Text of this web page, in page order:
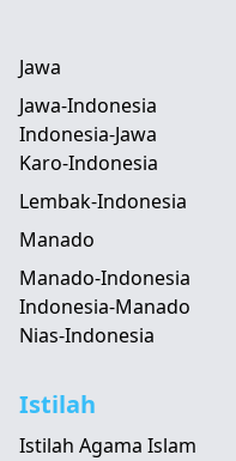
Jawa
Jawa-Indonesia
Indonesia-Jawa
Karo-Indonesia
Lembak-Indonesia
Manado
Manado-Indonesia
Indonesia-Manado
Nias-Indonesia
Istilah
Istilah Agama Islam